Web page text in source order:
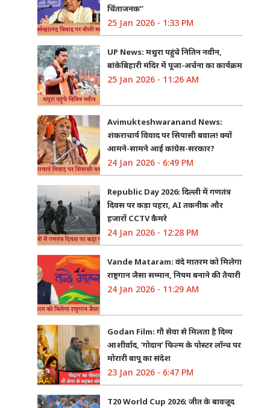
चिंताजनक”
25 Jan 2026 - 1:33 PM
UP News: मथुरा पहुंचे नितिन नवीन,
बांकेबिहारी मंदिर में पूजा-अर्चना का कार्यक्रम
25 Jan 2026 - 11:26 AM
Avimukteshwaranand News:
शंकराचार्य विवाद पर सियासी बवाल! क्यों
आमने-सामने आई कांग्रेस-सरकार?
24 Jan 2026 - 6:49 PM
Republic Day 2026: दिल्ली में गणतंत्र
दिवस पर कड़ा पहरा, AI तकनीक और
हजारों CCTV कैमरे
24 Jan 2026 - 12:28 PM
Vande Mataram: वंदे मातरम को मिलेगा
राष्ट्रगान जैसा सम्मान, नियम बनाने की तैयारी
24 Jan 2026 - 11:29 AM
Godan Film: गौ सेवा से मिलता है दिव्य
आशीर्वाद, ‘गोदान’ फिल्म के पोस्टर लॉन्च पर
मोरारी बापू का संदेश
23 Jan 2026 - 6:47 PM
T20 World Cup 2026: जीत के बावजूद